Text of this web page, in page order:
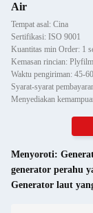
Air
Tempat asal: Cina
Sertifikasi: ISO 9001
Kuantitas min Order: 1
Kemasan rincian:
Waktu pengiriman: 45-
Syarat-syarat
Menyediakan
Menyoroti:
generator perahu
Generator laut